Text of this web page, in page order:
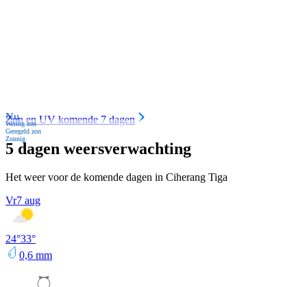
Nu
Weinig zon
Geregeld zon
Zonnig
Zon en UV komende 7 dagen
5 dagen weersverwachting
Het weer voor de komende dagen in Ciherang Tiga
Vr7 aug
24°33°
0,6 mm